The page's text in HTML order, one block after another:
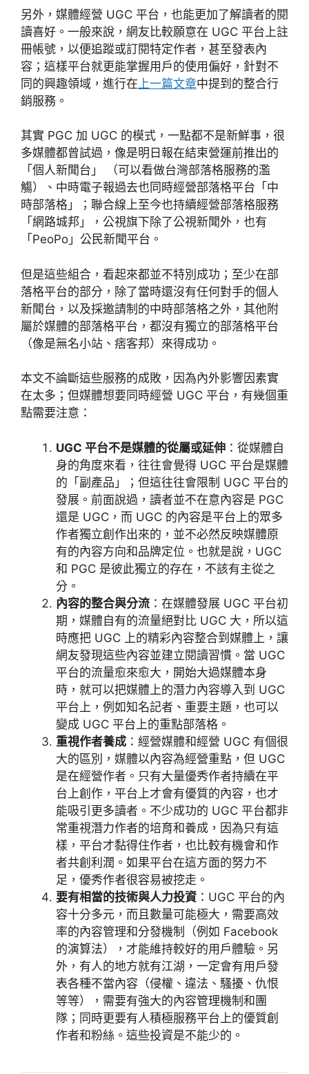
另外，媒體經營 UGC 平台，也能更加了解讀者的閱
讀喜好。一般來說，網友比較願意在 UGC 平台上註
冊帳號，以便追蹤或訂閱特定作者，甚至發表內
容；這樣平台就更能掌握用戶的使用偏好，針對不
同的興趣領域，進行在 上一篇文章中提到的整合行
銷服務。
其實 PGC 加 UGC 的模式，一點都不是新鮮事，很
多媒體都曾試過，像是明日報在結束營運前推出的
「個人新聞台」 （可以看做台灣部落格服務的濫
觴）、中時電子報過去也同時經營部落格平台「中
時部落格」；聯合線上至今也持續經營部落格服務
「網路城邦」，公視旗下除了公視新聞外，也有
「PeoPo」公民新聞平台。
但是這些組合，看起來都並不特別成功；至少在部
落格平台的部分，除了當時還沒有任何對手的個人
新聞台，以及採邀請制的中時部落格之外，其他附
屬於媒體的部落格平台，都沒有獨立的部落格平台
（像是無名小站、痞客邦）來得成功。
本文不論斷這些服務的成敗，因為內外影響因素實
在太多；但媒體想要同時經營 UGC 平台，有幾個重
點需要注意：
UGC 平台不是媒體的從屬或延伸 ：從媒體自
身的角度來看，往往會覺得 UGC 平台是媒體
的「副產品」；但這往往會限制 UGC 平台的
發展。前面說過，讀者並不在意內容是 PGC
還是 UGC，而 UGC 的內容是平台上的眾多
作者獨立創作出來的，並不必然反映媒體原
有的內容方向和品牌定位。也就是說，UGC
和 PGC 是彼此獨立的存在，不該有主從之
分。
內容的整合與分流 ：在媒體發展 UGC 平台初
期，媒體自有的流量絕對比 UGC 大，所以這
時應把 UGC 上的精彩內容整合到媒體上，讓
網友發現這些內容並建立閱讀習慣。當 UGC
平台的流量愈來愈大，開始大過媒體本身
時，就可以把媒體上的潛力內容導入到 UGC
平台上，例如知名記者、重要主題，也可以
變成 UGC 平台上的重點部落格。
重視作者養成 ：經營媒體和經營 UGC 有個很
大的區別，媒體以內容為經營重點，但 UGC
是在經營作者。只有大量優秀作者持續在平
台上創作，平台上才會有優質的內容，也才
能吸引更多讀者。不少成功的 UGC 平台都非
常重視潛力作者的培育和養成，因為只有這
樣，平台才黏得住作者，也比較有機會和作
者共創利潤。如果平台在這方面的努力不
足，優秀作者很容易被挖走。
要有相當的技術與人力投資：UGC 平台的內
容十分多元，而且數量可能極大，需要高效
率的內容管理和分發機制（例如 Facebook
的演算法），才能維持較好的用戶體驗。另
外，有人的地方就有江湖，一定會有用戶發
表各種不當內容（侵權、違法、騷擾、仇恨
等等），需要有強大的內容管理機制和團
隊；同時更要有人積極服務平台上的優質創
作者和粉絲。這些投資是不能少的。